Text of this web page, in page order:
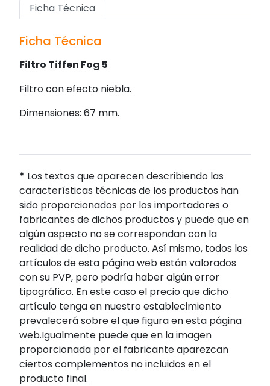
Ficha Técnica
Ficha Técnica
Filtro Tiffen Fog 5
Filtro con efecto niebla.
Dimensiones: 67 mm.
* Los textos que aparecen describiendo las
características técnicas de los productos han
sido proporcionados por los importadores o
fabricantes de dichos productos y puede que en
algún aspecto no se correspondan con la
realidad de dicho producto. Así mismo, todos los
artículos de esta página web están valorados
con su PVP, pero podría haber algún error
tipográfico. En este caso el precio que dicho
artículo tenga en nuestro establecimiento
prevalecerá sobre el que figura en esta página
web.Igualmente puede que en la imagen
proporcionada por el fabricante aparezcan
ciertos complementos no incluidos en el
producto final.